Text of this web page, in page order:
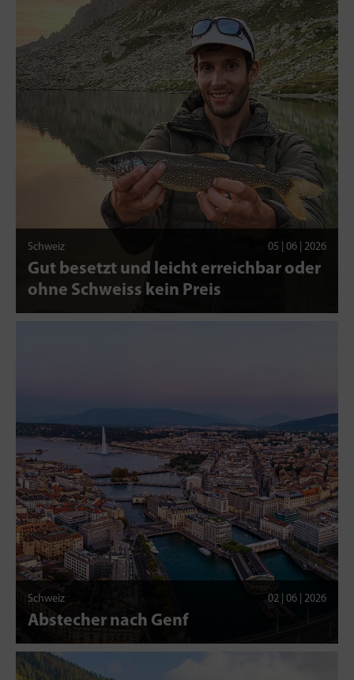
Schweiz 05 | 06 | 2026
Gut besetzt und leicht erreichbar oder
ohne Schweiss kein Preis
Schweiz 02 | 06 | 2026
Abstecher nach Genf